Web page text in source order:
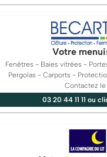
Votre
Fenêtres - Baies vitrées -
Pergolas - Carports -
Contactez le
03 20 44 11 11 ou